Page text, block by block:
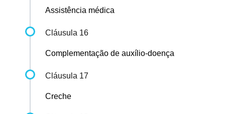
Assistência médica
Cláusula 16
Complementação de auxílio-doença
Cláusula 17
Creche